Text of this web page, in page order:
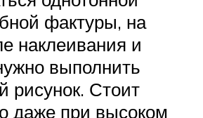
фактуры, на
наклеивания и
выполнить
рисунок. Стоит
даже при высоком